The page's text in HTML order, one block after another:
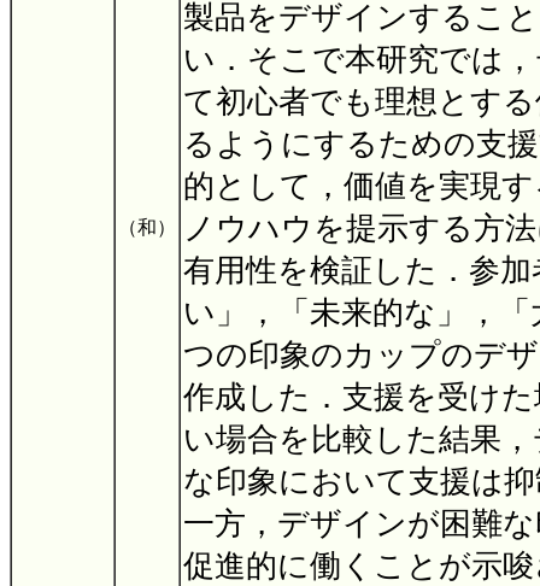
（和）
製品をデザインするこ
い．そこで本研究では
て初心者でも理想とす
るようにするための支
的として，価値を実現
ノウハウを提示する方
有用性を検証した．参
い」，「未来的な」，
つの印象のカップのデ
作成した．支援を受け
い場合を比較した結果
な印象において支援は
一方，デザインが困難
促進的に働くことが示